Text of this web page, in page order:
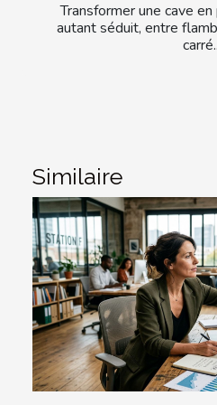
Transformer une cave en
autant séduit, entre
Similaire